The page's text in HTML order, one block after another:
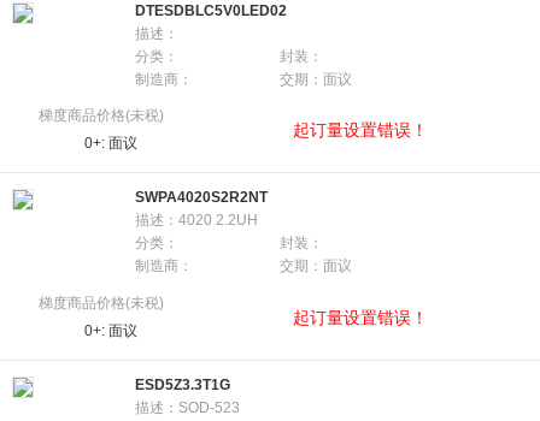
DTESDBLC5V0LED02
描述：
分类：
封装：
制造商：
交期：面议
梯度商品价格(未税)
0+: 面议
起订量设置错误！
SWPA4020S2R2NT
描述：4020 2.2UH
分类：
封装：
制造商：
交期：面议
梯度商品价格(未税)
0+: 面议
起订量设置错误！
ESD5Z3.3T1G
描述：SOD-523